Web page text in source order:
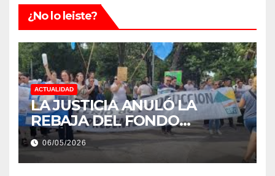
¿No lo leiste?
ACTUALIDAD
LA JUSTICIA ANULÓ LA
REBAJA DEL FONDO
ESTÍMULO A EMPLEADOS DE
PRODUCCIÓN DE LA
PROVINCIA DEL CHACO
06/05/2026